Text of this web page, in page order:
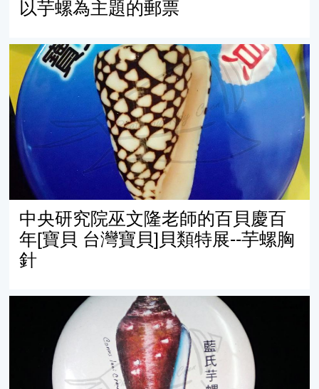
以芋螺為主題的郵票
中央研究院巫文隆老師的百貝慶百年[寶貝 台灣寶貝]貝類
中央研究院巫文隆老師的百貝慶百
年[寶貝 台灣寶貝]貝類特展--芋螺胸
針
藍子樵紀念徽章-藍氏芋螺